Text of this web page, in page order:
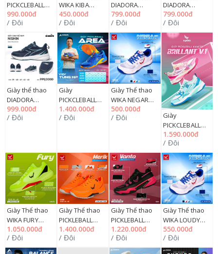
PICKCLEBALL
KAMITO ALL
COURT 36=>44
KMGP2401,
192MZN03GK
990.000đ
/ Đôi
WIKA KIBA
36=>44, 163G
NY599
450.000đ
/ Đôi
DIADORA
MEDORO nữ
36=>39
DIAX24F1007B ,
294GM
799.000đ
/ Đôi
DIADORA
MERRICK nữ
36=>39
DIAX24F0908U,
294GM
799.000đ
/ Đôi
Giày thể thao
DIADORA
NISHIN nam
39=>43
999.000đ
/ Đôi
Giày
PICKCLEBALL
KAIWIN AREA
36=>44, 283G
1.400.000đ
/ Đôi
Giày Thể thao
WIKA NEGAR
36=>44, 163G
NY599
500.000đ
/ Đôi
Giày
PICKCLEBALL
KAMITO
BRILLANT V1
36=>44
KMGP2402,
192MZN03GK
1.590.000đ
/ Đôi
Giày Thể thao
WIKA FURY
36=>45, 163G
NY1199
1.050.000đ
/ Đôi
Giày Thể thao
PICKLEBALL
WIKA MERIK
36=>45, 163G
1.400.000đ
/ Đôi
Giày Thể thao
PICKLEBALL
WIKA VANTA
36=>45, 163G
NY1399
1.220.000đ
/ Đôi
Giày Thể thao
WIKA LOUDY
36=>44, 163G
NY599
550.000đ
/ Đôi